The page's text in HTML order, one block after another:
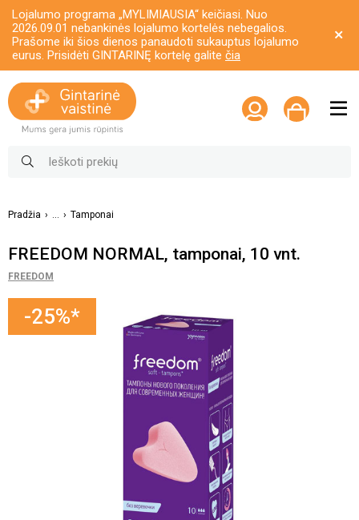
Lojalumo programa „MYLIMIAUSIA“ keičiasi. Nuo
2026.09.01 nebankinės lojalumo kortelės nebegalios.
Prašome iki šios dienos panaudoti sukauptus lojalumo
eurus. Prisidėti GINTARINĘ kortelę galite čia
Pradžia ... Tamponai
FREEDOM NORMAL, tamponai, 10 vnt.
FREEDOM
-25%*